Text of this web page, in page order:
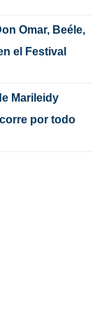
Omar, Beéle,
el Festival
Marileidy
por todo